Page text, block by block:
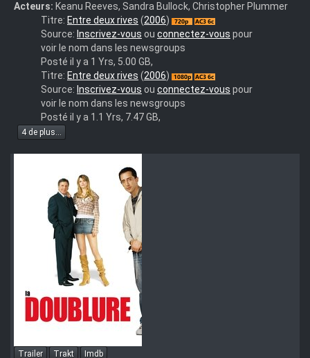
Acteurs: Keanu Reeves, Sandra Bullock, Christopher Plummer
tlh.720-Titre: Entre deux rives (2006)
Source: Inscrivez-vous ou connectez-vous pour
voir le nom dans les newsgroups
Posté il y a 1 Yrs, 5.00 GB,
Release
Name
The.Lake.House.2006.MULTi.1080p.BluRay.x264
Titre: Entre deux rives (2006)
Source: Inscrivez-vous ou connectez-vous pour
voir le nom dans les newsgroups
Posté il y a 1.1 Yrs, 7.47 GB,
4 de plus...
Trailer Trakt Imdb